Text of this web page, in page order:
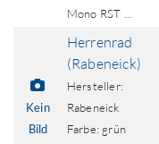
Mono RST ...
Kein
Bild
Herrenrad
(Rabeneick)
Hersteller:
Rabeneick
Farbe: grün